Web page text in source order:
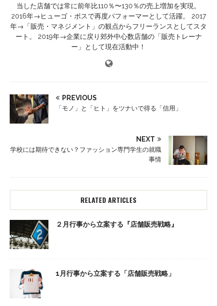
当した店舗では常に前年比110％〜130％の売上増加を実現。
2016年→ヒューゴ・ボスで再度パフォーマーとして活躍。 2017
年→「販売・マネジメント」の観点からフリーランスとしてスタ
ート。 2019年→企業に戻り郊外中心数店舗の「販売トレーナ
ー」として現在活動中！
PREVIOUS
「モノ」と「ヒト」をツナいで得る「信用」
NEXT
学校には期待できない？ファッション専門学生の就職
事情
RELATED ARTICLES
２月行事から立案する『店舗販売戦略』
1月行事から立案する「店舗販売戦略」